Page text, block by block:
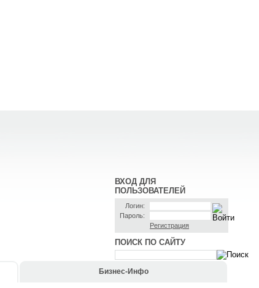
ВХОД ДЛЯ
ПОЛЬЗОВАТЕЛЕЙ
Логин:
Пароль:
Регистрация
ПОИСК ПО САЙТУ
Бизнес-Инфо